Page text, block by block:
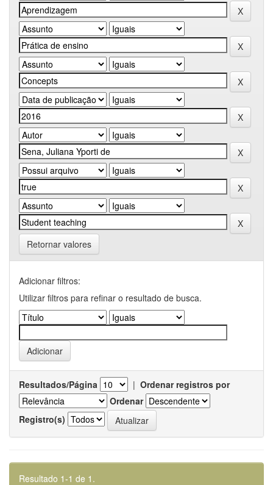
Retornar valores
Adicionar filtros:
Utilizar filtros para refinar o resultado de busca.
Resultados/Página | Ordenar registros por
Ordenar
Registro(s)
Resultado 1-1 de 1.